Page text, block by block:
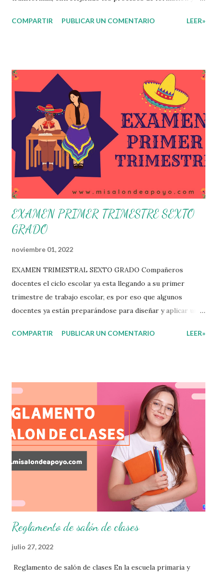
una guía de trabajo a un documento orientador, el cual es
propone que el colectivo docente tome decisiones sobre
su organización, la gestión del tiempo acorde a las
necesidades de la escuela y las acciones que decidan
emprender para apropiarse y resignificar el Plan de
Estudio dentro y fuera de este espacio. En esta Primera
Sesión Ordinaria se les invita a que reflexionen y acuerden
posibles acciones a realizar colaborativamente en la escuela
y con la comunidad, a fin de atender las problemáticas
identificadas. Compañeros docentes en est...
COMPARTIR PUBLICAR UN COMENTARIO LEER»
EXAMEN PRIMER TRIMESTRE SEXTO
GRADO
noviembre 01, 2022
EXAMEN TRIMESTRAL SEXTO GRADO Compañeros
docentes el ciclo escolar ya esta llegando a su primer
trimestre de trabajo escolar, es por eso que algunos
docentes ya están preparándose para diseñar y aplicar una
por parte de nuestros aprendientes. El examen consta de
aprendizajes claves que sus nuevos aprendientes ya
lograron alcanzar y de aquellos que aun necesitan
consolidar. Esto con la finalidad de que elaboramos un
plan de intervención adecuado para atender las necesidades
que nuestro grupo requiera de acuerdo a los resultados del
examen trimestral que apliquemos. Sin mas que decir les
damos las gracias para seguir apoyándonos en este nuevo
blog educativo y gracias por su preferencia. Recuerden
que todo material que aquí se comparte solo se hac...
COMPARTIR PUBLICAR UN COMENTARIO LEER»
Reglamento de salón de clases
julio 27, 2022
Reglamento de salón de clases En la escuela primaria y